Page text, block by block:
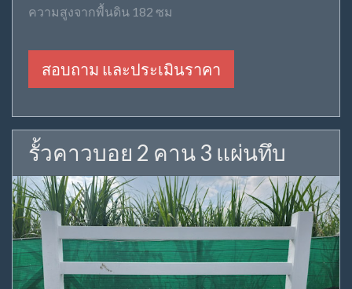
ความสูงจากพื้นดิน 182 ซม
สอบถาม และประเมินราคา
รั้วคาวบอย 2 คาน 3 แผ่นทึบ